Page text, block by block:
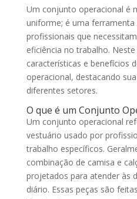
Um conjunto operacional é
uniforme; é uma ferramenta
profissionais que
eficiência no trabalho.
características e benefícios
operacional, destacando
diferentes setores.
O que é um Conjunto
Um conjunto operacional
vestuário usado por
trabalho específicos.
combinação de camisa e
projetados para atender às
diário. Essas peças são